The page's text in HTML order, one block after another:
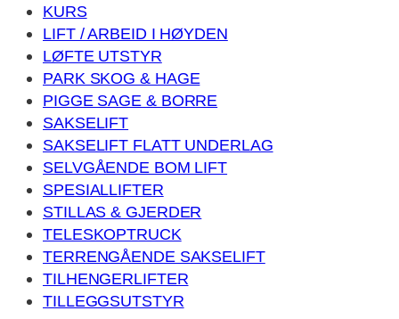
KURS
LIFT / ARBEID I HØYDEN
LØFTE UTSTYR
PARK SKOG & HAGE
PIGGE SAGE & BORRE
SAKSELIFT
SAKSELIFT FLATT UNDERLAG
SELVGÅENDE BOM LIFT
SPESIALLIFTER
STILLAS & GJERDER
TELESKOPTRUCK
TERRENGÅENDE SAKSELIFT
TILHENGERLIFTER
TILLEGGSUTSTYR